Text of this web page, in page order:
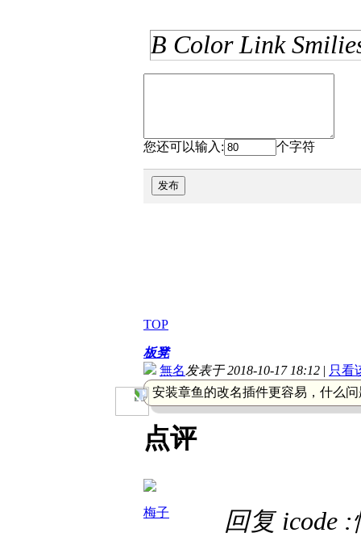
B Color Link
您还可以输入: 个字符
发布
TOP
板凳
無名发表于 2018-10-17 18:12 | 只看
安装章鱼的改名插件更容易，什么
点评
梅子
回复 icode